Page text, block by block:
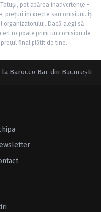
pot apărea inadvertențe -
prețuri incorecte sau omisiuni. Îți
organizatorului. Dacă alegi să
poate primi un comision de
final plătit de tine.
la Barocco Bar din Bucureşti